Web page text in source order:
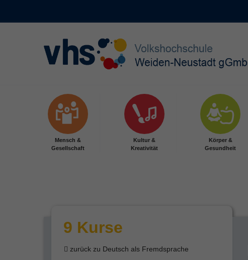
Mensch &
Gesellschaft
Kultur &
Kreativität
Körper &
Gesundheit
9 Kurse
zurück zu Deutsch als Fremdsprache